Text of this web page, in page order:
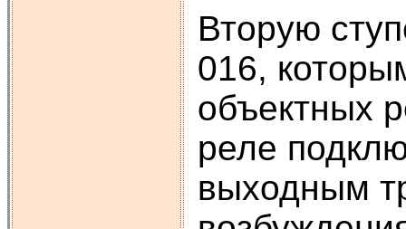
Вторую
016,
объектных
реле
выходным